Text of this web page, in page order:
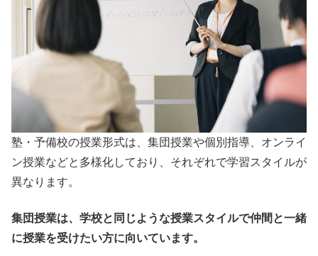
塾・予備校の授業形式は、集団授業や個別指導、オンライ
ン授業などと多様化しており、それぞれで学習スタイルが
異なります。
集団授業は、学校と同じような授業スタイルで仲間と一緒
に授業を受けたい方に向いています。